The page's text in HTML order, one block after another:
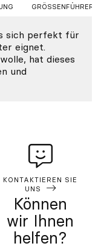
GRÖSSENFÜHRER
sich perfekt für
eignet.
hat dieses
und
KONTAKTIEREN SIE
UNS
Können
wir Ihnen
helfen?